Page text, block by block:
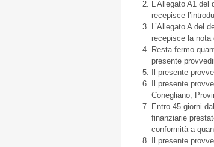
L’Allegato A1
recepisce
L’Allegato A del
recepisce la nota
Resta fermo
presente
Il presente
Il presente
Conegliano,
Entro 45 giorni
finanziarie
conformità a
Il presente